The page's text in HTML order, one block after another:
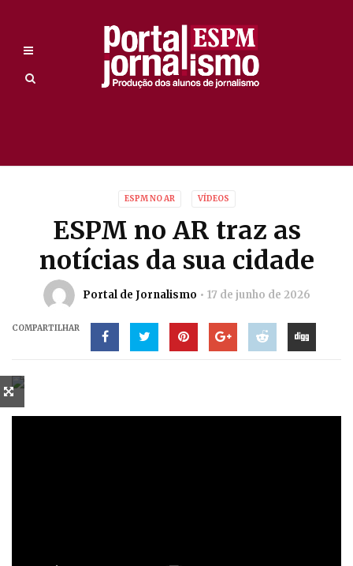
ESPM NO AR VÍDEOS
ESPM no AR traz as
notícias da sua cidade
Portal de Jornalismo 17 de junho de 2026
COMPARTILHAR